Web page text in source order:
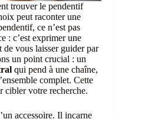
trouver le pendentif
peut raconter une
ce n’est pas
: c’est exprimer une
vous laisser guider par
un point crucial : un
qui pend à une chaîne,
complet. Cette
cibler votre recherche.
accessoire. Il incarne